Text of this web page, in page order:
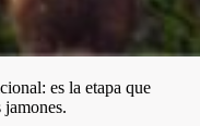
es la etapa que